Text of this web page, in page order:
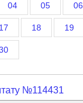
04 05 06
17 18 19
№114431